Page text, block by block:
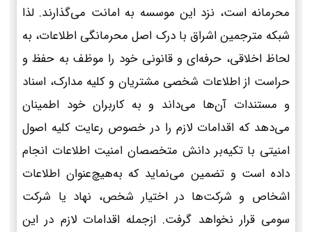
محرمانه است، نزد این موسسه به امانت می‌گذارند. لذا
شبکه مترجمین اشراق با درک اصل محرمانگی اطلاعات، به
لحاظ اخلاقی، حرفه‌ای و قانونی خود را موظف به حفظ و
حراست از اطلاعات شخصی مشتریان و کلیه مدارک، اسناد
و مستندات آن‌ها می‌داند و به کاربران خود اطمینان
می‌دهد که اقدامات لازم را در خصوص رعایت کلیه اصول
امنیتی با تکیه‌بر دانش متخصصان امنیت اطلاعات انجام
داده است و تضمین می‌نماید که به‌هیچ‌عنوان اطلاعات
اشخاص و شرکت‌ها در اختیار شخص، نهاد یا شرکت
سومی قرار نخواهد گرفت. ازجمله اقدامات لازم در این